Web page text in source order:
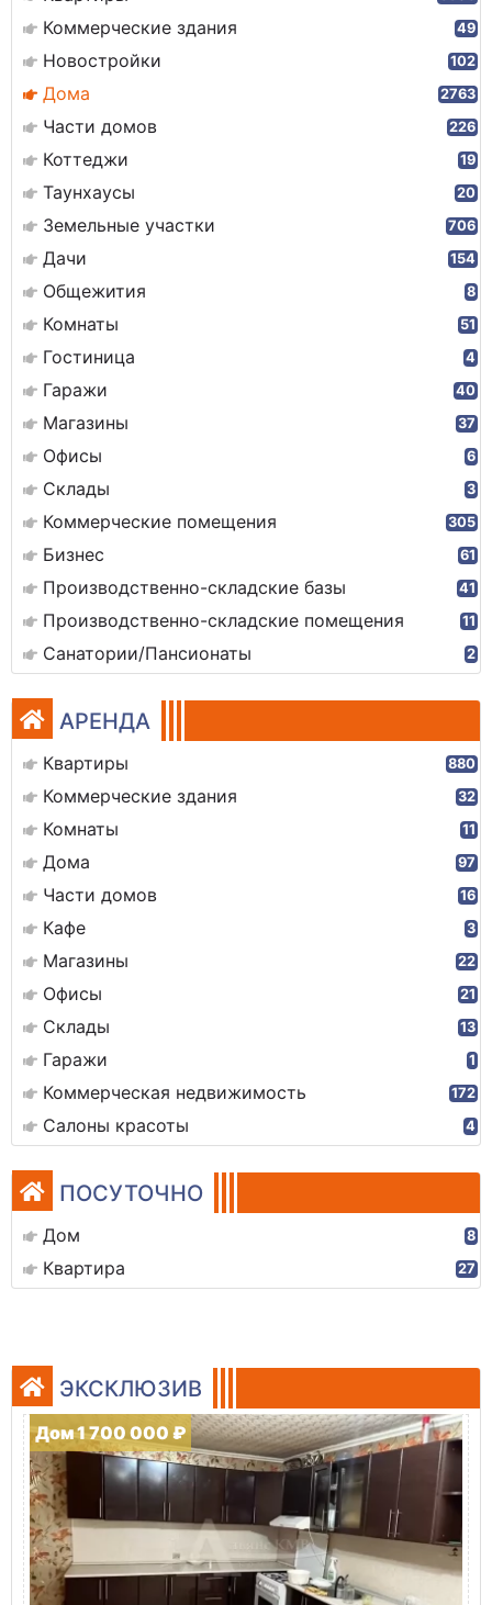
Коммерческие здания 49
Новостройки 102
Дома 2763
Части домов 226
Коттеджи 19
Таунхаусы 20
Земельные участки 706
Дачи 154
Общежития 8
Комнаты 51
Гостиница 4
Гаражи 40
Магазины 37
Офисы 6
Склады 3
Коммерческие помещения 305
Бизнес 61
Производственно-складские базы 41
Производственно-складские помещения 11
Санатории/Пансионаты 2
АРЕНДА
Квартиры 880
Коммерческие здания 32
Комнаты 11
Дома 97
Части домов 16
Кафе 3
Магазины 22
Офисы 21
Склады 13
Гаражи 1
Коммерческая недвижимость 172
Салоны красоты 4
ПОСУТОЧНО
Дом 8
Квартира 27
ЭКСКЛЮЗИВ
Дом 1 700 000 ₽